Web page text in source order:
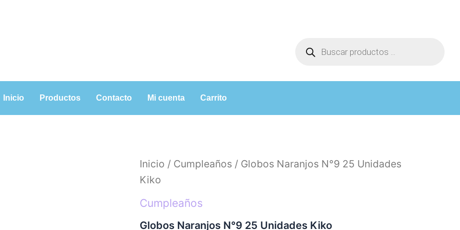
productos
Inicio Productos Contacto Mi cuenta Carrito
Inicio / Cumpleaños / Globos Naranjos N°9 25 Unidades
Kiko
Cumpleaños
Globos Naranjos N°9 25 Unidades Kiko
Globos
Naranjos
N°9
Unidades
cantidad